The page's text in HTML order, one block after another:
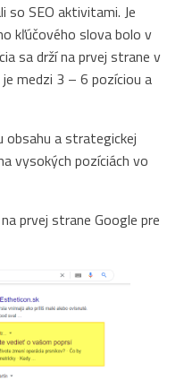
so SEO aktivitami. Je
kľúčového slova bolo v
sa drží na prvej strane v
medzi 3 – 6 pozíciou a
obsahu a strategickej
vysokých pozíciách vo
prvej strane Google pre